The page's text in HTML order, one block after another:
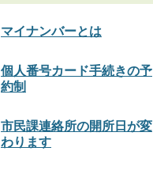
マイナンバーとは
個人番号カード手続きの予
約制
市民課連絡所の開所日が変
わります